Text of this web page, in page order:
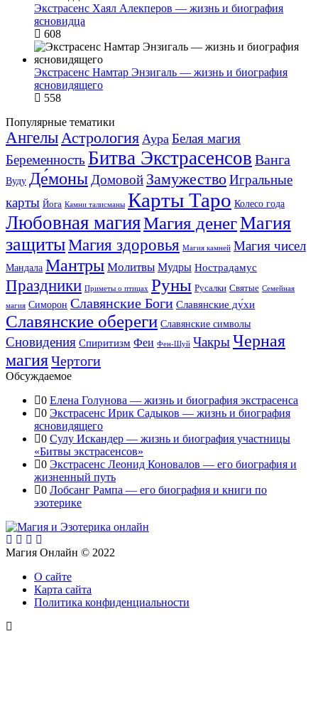
Экстрасенс Хаял Алекперов — жизнь и биография
ясновидца
608
Экстрасенс Намтар Энзигаль — жизнь и биография
ясновидящего
558
Популярные тематики
АнгелыАстрология Аура Белая магия
Беременность Битва Экстрасенсов Ванга
Вуду Де́моны Домовой ЗамужествоИгральные
карты Йога Камни талисманы Карты Таро Колесо года
Любовная магияМагия денегМагия
защитыМагия здоровья Магия камней Магия чисел
Мандала Мантры Молитвы Мудры Нострадамус
Праздники Приметы о птицах Руны Русалки Святые Семейная
магия Симорон Славянские Боги Славянские ду́хи
Славянские обереги Славянские символы
Сновидения Спиритизм Феи Фен-Шуй ЧакрыЧерная
магияЧертоги
Обсуждаемое
0 Елена Голунова — жизнь и биография экстрасенса
0 Экстрасенс Ирик Садыков — жизнь и биография
ясновидящего
0 Сулу Искандер — жизнь и биография участницы
«Битвы экстрасенсов»
0 Экстрасенс Леонид Коновалов — его биография и
жизненный путь
0 Лобсанг Рампа — его биография и книги по
эзотерике
Магия Онлайн © 2022
О сайте
Карта сайта
Политика конфиденциальности